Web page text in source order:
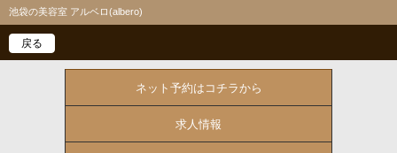
池袋の美容室 アルベロ(albero)
戻る
ネット予約はコチラから
求人情報